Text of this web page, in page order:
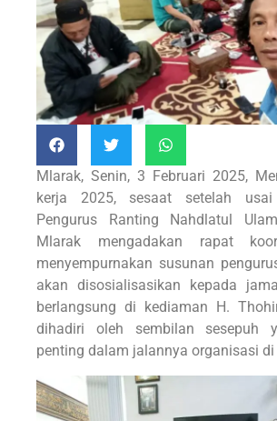
Mlarak, Senin, 3 Februari 2025,
kerja 2025, sesaat setelah
Pengurus Ranting Nahdlatul
Mlarak mengadakan rapat
menyempurnakan susunan
akan disosialisasikan kepada
berlangsung di kediaman H.
dihadiri oleh sembilan sesepuh
penting dalam jalannya organisasi